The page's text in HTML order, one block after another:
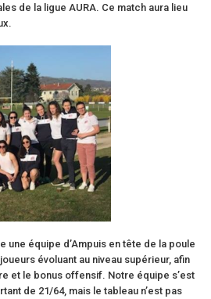
de la ligue AURA. Ce match aura lieu
une équipe d’Ampuis en tête de la poule
évoluant au niveau supérieur, afin
et le bonus offensif. Notre équipe s’est
de 21/64, mais le tableau n’est pas